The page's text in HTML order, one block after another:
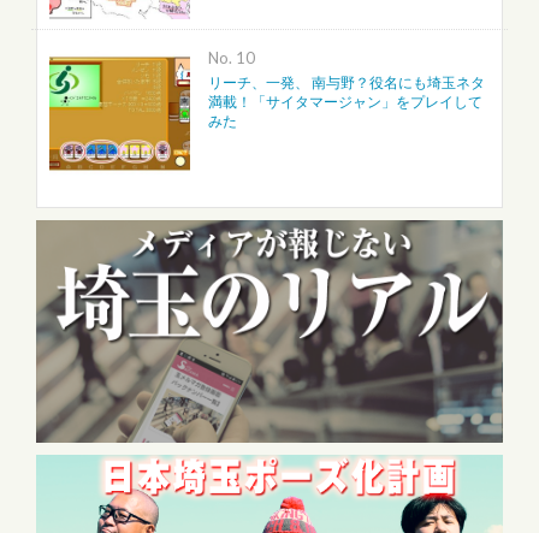
No.
リーチ、一発、 南与野？役名にも埼玉ネタ
満載！「サイタマージャン」をプレイして
みた